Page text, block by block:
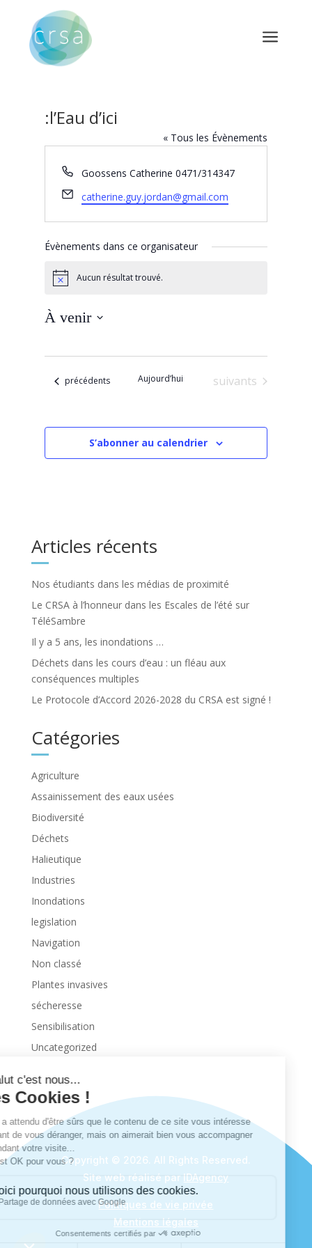
a
:l’Eau d’ici
« Tous les Évènements
Téléphone
Goossens Catherine 0471/314347
Email
catherine.guy.jordan@gmail.com
Évènements dans ce organisateur
NoticeAucun résultat trouvé.
À venir
Évènements
précédents Aujourd’hui Évènements
suivants
S’abonner au calendrier
Articles récents
Nos étudiants dans les médias de proximité
Le CRSA à l’honneur dans les Escales de l’été sur
TéléSambre
Il y a 5 ans, les inondations …
Déchets dans les cours d’eau : un fléau aux
conséquences multiples
Le Protocole d’Accord 2026-2028 du CRSA est signé !
Catégories
Agriculture
Assainissement des eaux usées
Biodiversité
Déchets
Halieutique
Industries
Inondations
legislation
Navigation
Non classé
Plantes invasives
sécheresse
Sensibilisation
Uncategorized
Copyright © 2026. All Rights Reserved.
Site web réalisé par IDAgency
Politiques de vie privée
Mentions légales